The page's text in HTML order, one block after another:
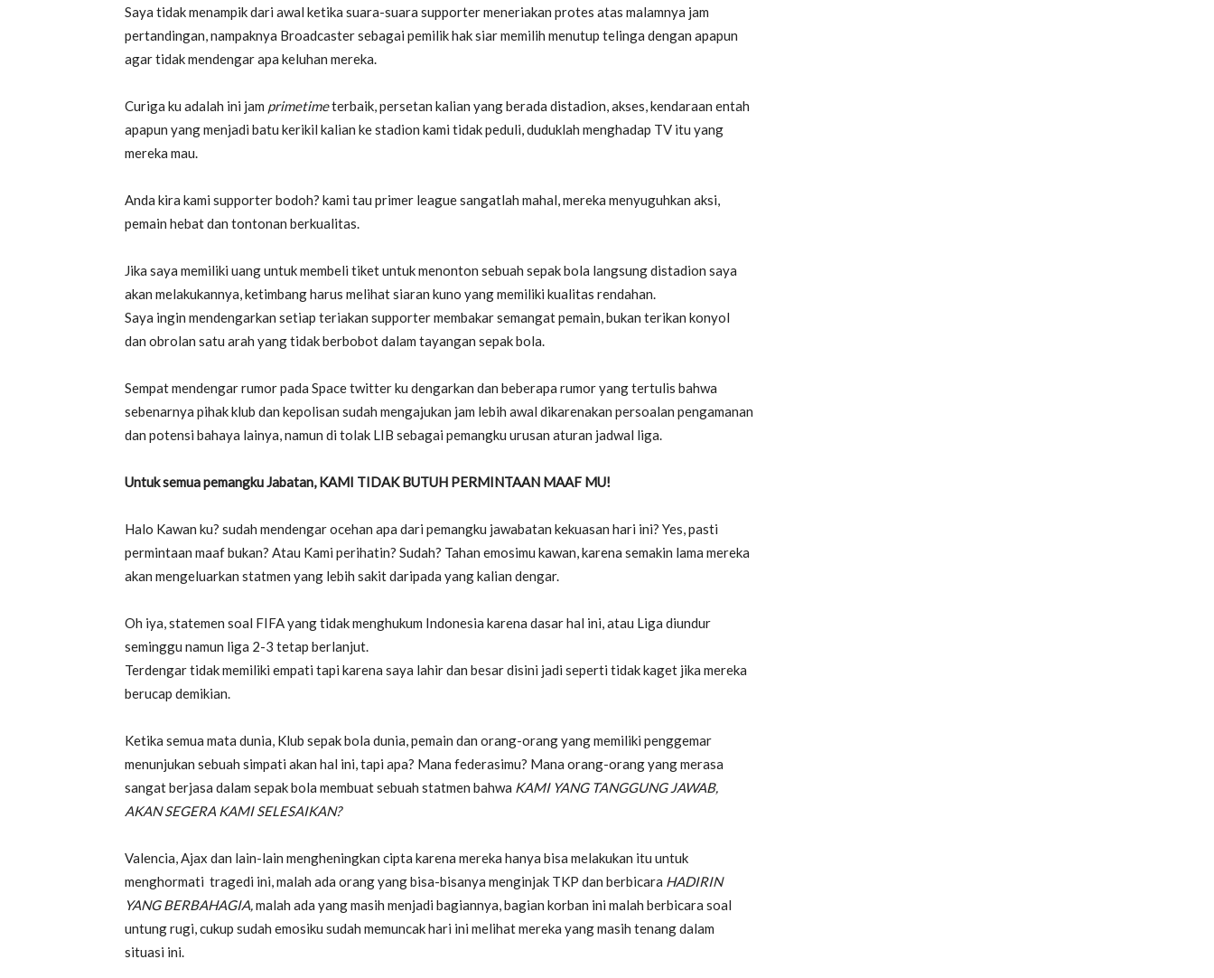
Saya tidak menampik dari awal ketika suara-suara supporter meneriakan protes atas malamnya jam
pertandingan, nampaknya Broadcaster sebagai pemilik hak siar memilih menutup telinga dengan apapun
agar tidak mendengar apa keluhan mereka.
Curiga ku adalah ini jam primetimeterbaik, persetan kalian yang berada distadion, akses, kendaraan entah
apapun yang menjadi batu kerikil kalian ke stadion kami tidak peduli, duduklah menghadap TV itu yang
mereka mau.
Anda kira kami supporter bodoh? kami tau primer league sangatlah mahal, mereka menyuguhkan aksi,
pemain hebat dan tontonan berkualitas.
Jika saya memiliki uang untuk membeli tiket untuk menonton sebuah sepak bola langsung distadion saya
akan melakukannya, ketimbang harus melihat siaran kuno yang memiliki kualitas rendahan.
Saya ingin mendengarkan setiap teriakan supporter membakar semangat pemain, bukan terikan konyol
dan obrolan satu arah yang tidak berbobot dalam tayangan sepak bola.
Sempat mendengar rumor pada Space twitter ku dengarkan dan beberapa rumor yang tertulis bahwa
sebenarnya pihak klub dan kepolisan sudah mengajukan jam lebih awal dikarenakan persoalan pengamanan
dan potensi bahaya lainya, namun di tolak LIB sebagai pemangku urusan aturan jadwal liga.
Untuk semua pemangku Jabatan, KAMI TIDAK BUTUH PERMINTAAN MAAF MU!
Halo Kawan ku? sudah mendengar ocehan apa dari pemangku jawabatan kekuasan hari ini? Yes, pasti
permintaan maaf bukan? Atau Kami perihatin? Sudah? Tahan emosimu kawan, karena semakin lama mereka
akan mengeluarkan statmen yang lebih sakit daripada yang kalian dengar.
Oh iya, statemen soal FIFA yang tidak menghukum Indonesia karena dasar hal ini, atau Liga diundur
seminggu namun liga 2-3 tetap berlanjut.
Terdengar tidak memiliki empati tapi karena saya lahir dan besar disini jadi seperti tidak kaget jika mereka
berucap demikian.
Ketika semua mata dunia, Klub sepak bola dunia, pemain dan orang-orang yang memiliki penggemar
menunjukan sebuah simpati akan hal ini, tapi apa? Mana federasimu? Mana orang-orang yang merasa
sangat berjasa dalam sepak bola membuat sebuah statmen bahwa KAMI YANG TANGGUNG JAWAB,
AKAN SEGERA KAMI SELESAIKAN?
Valencia, Ajax dan lain-lain mengheningkan cipta karena mereka hanya bisa melakukan itu untuk
menghormati tragedi ini, malah ada orang yang bisa-bisanya menginjak TKP dan berbicara HADIRIN
YANG BERBAHAGIA,malah ada yang masih menjadi bagiannya, bagian korban ini malah berbicara soal
untung rugi, cukup sudah emosiku sudah memuncak hari ini melihat mereka yang masih tenang dalam
situasi ini.